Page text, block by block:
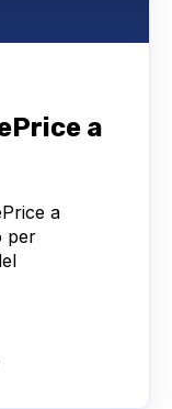
a
a
per